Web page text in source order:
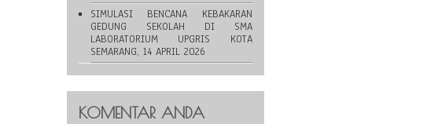
SIMULASI BENCANA KEBAKARAN
GEDUNG SEKOLAH DI SMA
LABORATORIUM UPGRIS KOTA
SEMARANG, 14 APRIL 2026
KOMENTAR ANDA